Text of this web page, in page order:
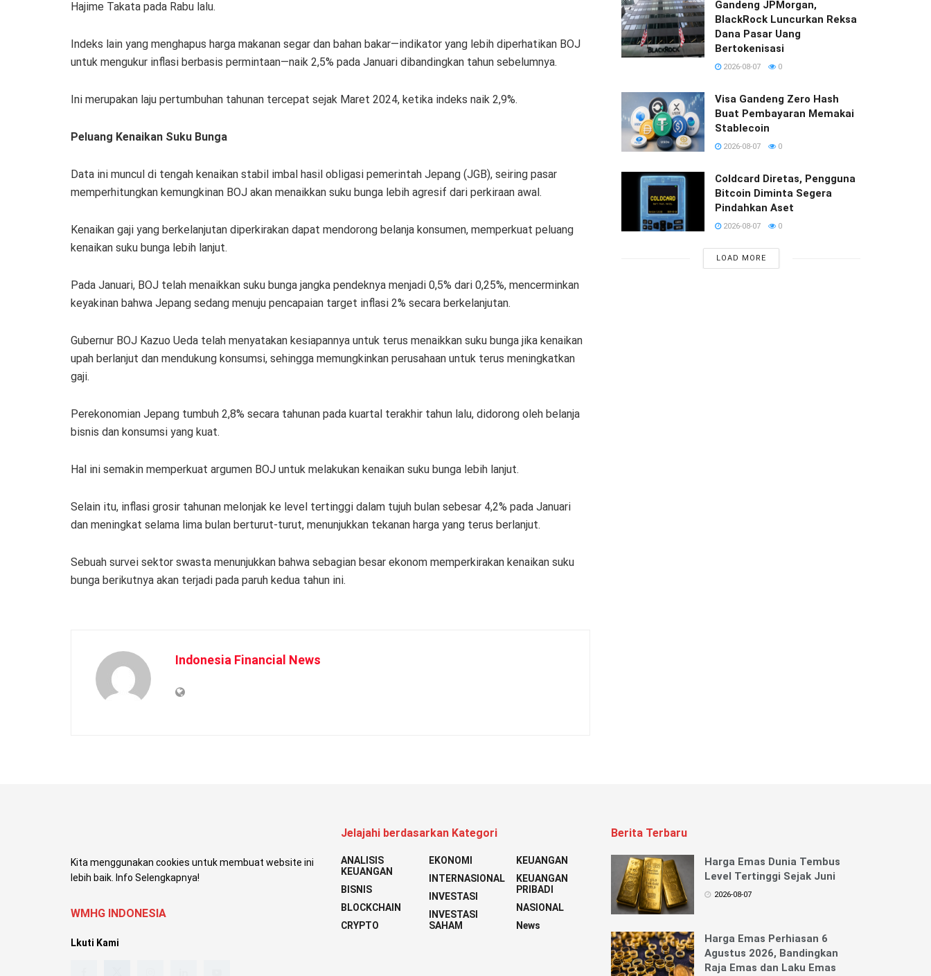
Hajime Takata pada Rabu lalu.
Indeks lain yang menghapus harga makanan segar dan bahan bakar—indikator yang lebih diperhatikan BOJ
untuk mengukur inflasi berbasis permintaan—naik 2,5% pada Januari dibandingkan tahun sebelumnya.
Ini merupakan laju pertumbuhan tahunan tercepat sejak Maret 2024, ketika indeks naik 2,9%.
Peluang Kenaikan Suku Bunga
Data ini muncul di tengah kenaikan stabil imbal hasil obligasi pemerintah Jepang (JGB), seiring pasar
memperhitungkan kemungkinan BOJ akan menaikkan suku bunga lebih agresif dari perkiraan awal.
Kenaikan gaji yang berkelanjutan diperkirakan dapat mendorong belanja konsumen, memperkuat peluang
kenaikan suku bunga lebih lanjut.
Pada Januari, BOJ telah menaikkan suku bunga jangka pendeknya menjadi 0,5% dari 0,25%, mencerminkan
keyakinan bahwa Jepang sedang menuju pencapaian target inflasi 2% secara berkelanjutan.
Gubernur BOJ Kazuo Ueda telah menyatakan kesiapannya untuk terus menaikkan suku bunga jika kenaikan
upah berlanjut dan mendukung konsumsi, sehingga memungkinkan perusahaan untuk terus meningkatkan
gaji.
Perekonomian Jepang tumbuh 2,8% secara tahunan pada kuartal terakhir tahun lalu, didorong oleh belanja
bisnis dan konsumsi yang kuat.
Hal ini semakin memperkuat argumen BOJ untuk melakukan kenaikan suku bunga lebih lanjut.
Selain itu, inflasi grosir tahunan melonjak ke level tertinggi dalam tujuh bulan sebesar 4,2% pada Januari
dan meningkat selama lima bulan berturut-turut, menunjukkan tekanan harga yang terus berlanjut.
Sebuah survei sektor swasta menunjukkan bahwa sebagian besar ekonom memperkirakan kenaikan suku
bunga berikutnya akan terjadi pada paruh kedua tahun ini.
Indonesia Financial News
Gandeng JPMorgan,
BlackRock Luncurkan Reksa
Dana Pasar Uang
Bertokenisasi
2026-08-07 0
Visa Gandeng Zero Hash
Buat Pembayaran Memakai
Stablecoin
2026-08-07 0
Coldcard Diretas, Pengguna
Bitcoin Diminta Segera
Pindahkan Aset
2026-08-07 0
LOAD MORE
Kita menggunakan cookies untuk membuat website ini
lebih baik. Info Selengkapnya!
WMHG INDONESIA
Lkuti Kami
Jelajahi berdasarkan Kategori
ANALISIS
KEUANGAN
BISNIS
BLOCKCHAIN
CRYPTO
EKONOMI
INTERNASIONAL
INVESTASI
INVESTASI
SAHAM
KEUANGAN
KEUANGAN
PRIBADI
NASIONAL
News
Berita Terbaru
Harga Emas Dunia Tembus
Level Tertinggi Sejak Juni
2026-08-07
Harga Emas Perhiasan 6
Agustus 2026, Bandingkan
Raja Emas dan Laku Emas